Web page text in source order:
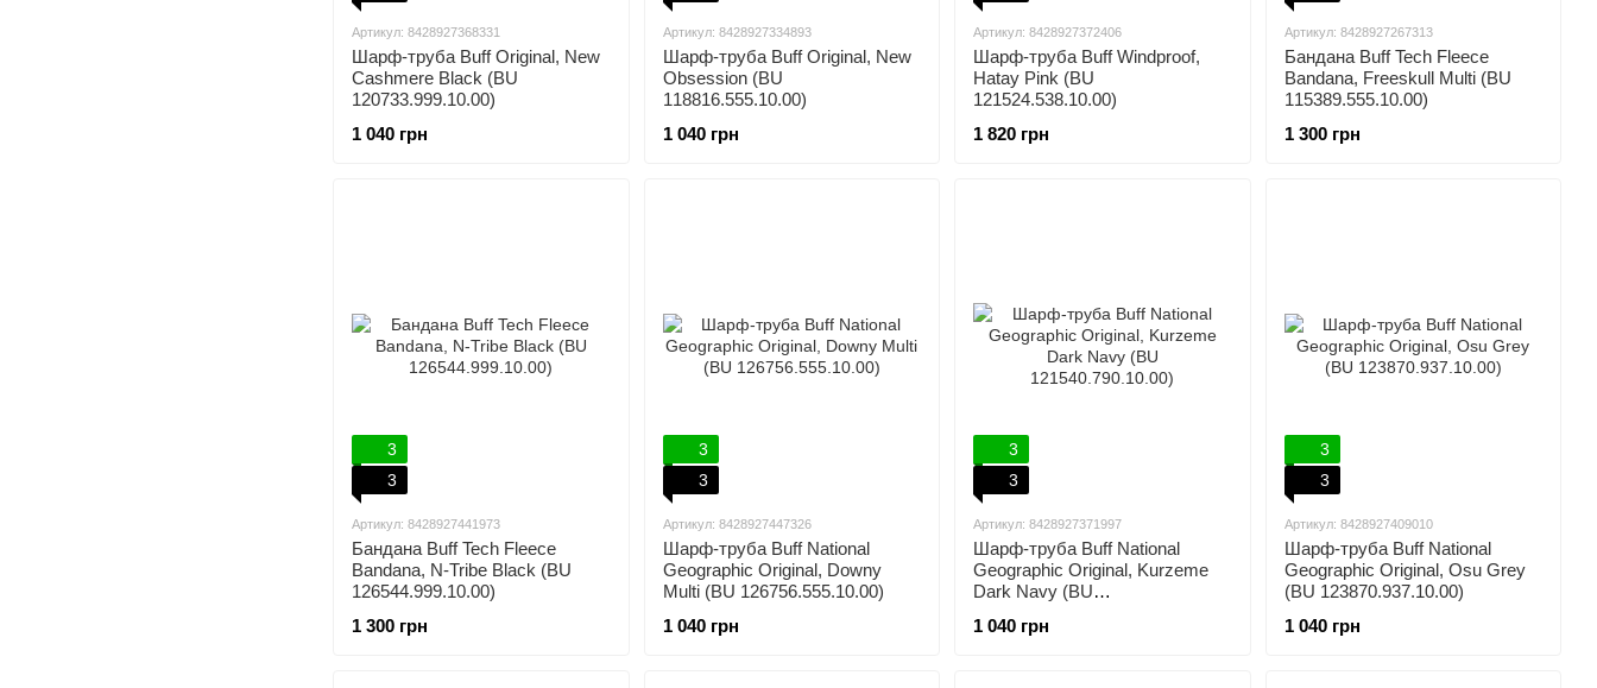
Артикул: 8428927368331
Шарф-труба Buff Original, New
Cashmere Black (BU
120733.999.10.00)
1 040 грн
Артикул: 8428927334893
Шарф-труба Buff Original, New
Obsession (BU
118816.555.10.00)
1 040 грн
Артикул: 8428927372406
Шарф-труба Buff Windproof,
Hatay Pink (BU
121524.538.10.00)
1 820 грн
Артикул: 8428927267313
Бандана Buff Tech Fleece
Bandana, Freeskull Multi (BU
115389.555.10.00)
1 300 грн
3
3
Артикул: 8428927441973
Бандана Buff Tech Fleece
Bandana, N-Tribe Black (BU
126544.999.10.00)
1 300 грн
3
3
Артикул: 8428927447326
Шарф-труба Buff National
Geographic Original, Downy
Multi (BU 126756.555.10.00)
1 040 грн
3
3
Артикул: 8428927371997
Шарф-труба Buff National
Geographic Original, Kurzeme
Dark Navy (BU
1 040 грн
3
3
Артикул: 8428927409010
Шарф-труба Buff National
Geographic Original, Osu Grey
(BU 123870.937.10.00)
1 040 грн